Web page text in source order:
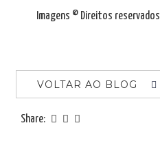
Imagens © Direitos reservados
VOLTAR AO BLOG
Share: